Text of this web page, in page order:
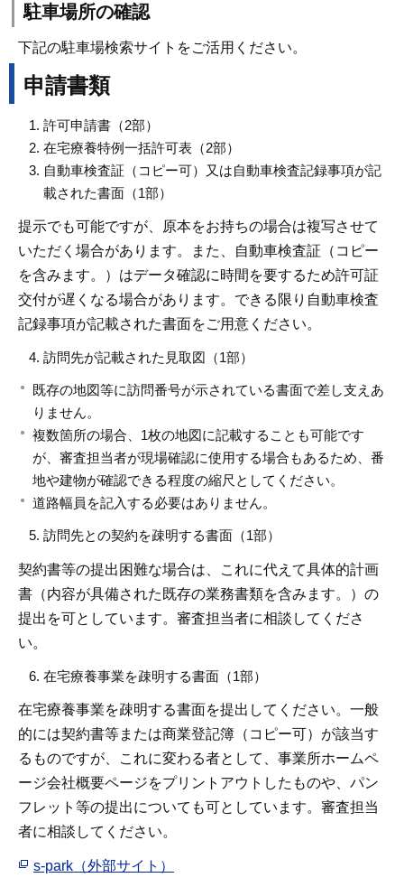
駐車場所の確認
下記の駐車場検索サイトをご活用ください。
申請書類
許可申請書（2部）
在宅療養特例一括許可表（2部）
自動車検査証（コピー可）又は自動車検査記録事項が記
載された書面（1部）
提示でも可能ですが、原本をお持ちの場合は複写させて
いただく場合があります。また、自動車検査証（コピー
を含みます。）はデータ確認に時間を要するため許可証
交付が遅くなる場合があります。できる限り自動車検査
記録事項が記載された書面をご用意ください。
訪問先が記載された見取図（1部）
既存の地図等に訪問番号が示されている書面で差し支えあ
りません。
複数箇所の場合、1枚の地図に記載することも可能です
が、審査担当者が現場確認に使用する場合もあるため、番
地や建物が確認できる程度の縮尺としてください。
道路幅員を記入する必要はありません。
訪問先との契約を疎明する書面（1部）
契約書等の提出困難な場合は、これに代えて具体的計画
書（内容が具備された既存の業務書類を含みます。）の
提出を可としています。審査担当者に相談してくださ
い。
在宅療養事業を疎明する書面（1部）
在宅療養事業を疎明する書面を提出してください。一般
的には契約書等または商業登記簿（コピー可）が該当す
るものですが、これに変わる者として、事業所ホームペ
ージ会社概要ページをプリントアウトしたものや、パン
フレット等の提出についても可としています。審査担当
者に相談してください。
s-park（外部サイト）